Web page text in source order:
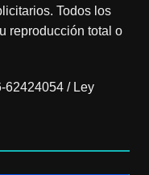
Todos los
reproducción total o
62424054 / Ley